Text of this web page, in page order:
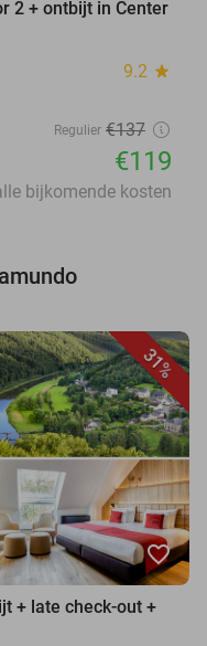
2 + ontbijt in Center
9.2 star
Regulier €137
€119
bijkomende kosten
31%
favorite_border
+ late check-out +